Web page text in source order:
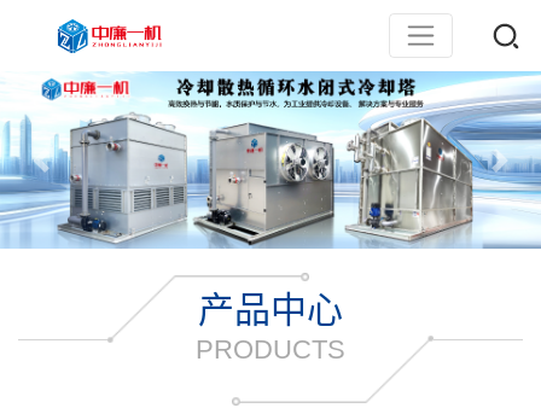
产品中心
PRODUCTS